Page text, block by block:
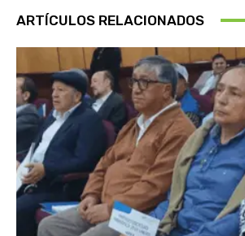
ARTÍCULOS RELACIONADOS